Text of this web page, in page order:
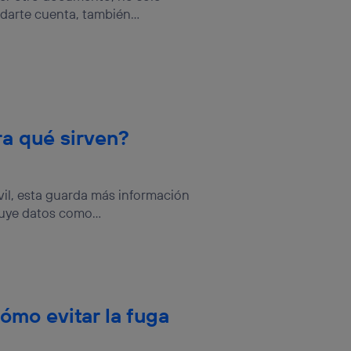
cuenta, también...
qué sirven?
esta guarda más información
datos como...
evitar la fuga
que
la parte